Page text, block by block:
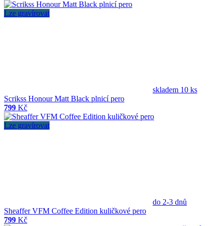
Lze gravírovat
skladem 10 ks
Scrikss Honour Matt Black plnicí pero
799 Kč
Lze gravírovat
do 2-3 dnů
Sheaffer VFM Coffee Edition kuličkové pero
799 Kč